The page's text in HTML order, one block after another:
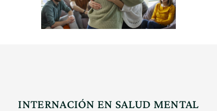
INTERNACIÓN EN SALUD MENTAL